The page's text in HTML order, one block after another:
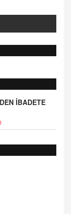
İBADETE